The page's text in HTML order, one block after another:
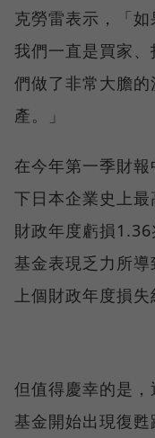
克勞雷表示，「
我們一直是買家
們做了非常大膽
產。」
在今年第一季財
下日本企業史上
財政年度虧損
基金表現乏力所
上個財政年度損失
但值得慶幸的是
基金開始出現復